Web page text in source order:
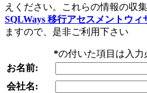
えください。これらの情報の収
SQLWays 移行アセスメントウィ
ますので、是非ご利用下さい
*の付いた項目は入力
お名前:
会社名: